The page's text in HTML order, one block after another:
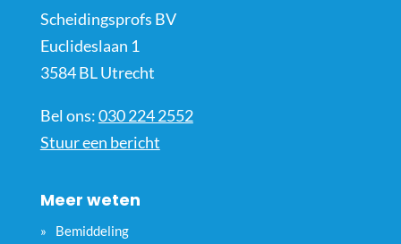
Scheidingsprofs BV
Euclideslaan 1
3584 BL Utrecht
Bel ons:030 224 2552
Stuur een bericht
Meer weten
Bemiddeling